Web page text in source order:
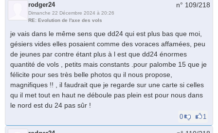
rodger24
Dimanche 22 Décembre 2024 à 20:26
RE: Evolution de l'axe des vols
n° 109/218
je vais dans le même sens que dd24 qui est plus bas que moi,
gésiers vides elles posaient comme des voraces affamées, peu
de jeunes par contre étant plus à l est que dd24 énormes
quantité de vols , petits mais constants .pour palombe 15 que je
félicite pour ses très belle photos qu il nous propose,
magnifiques !! , il faudrait que je regarde sur une carte si celles
qu il met tout en haut ne déboule pas plein est pour nous dans
le nord est du 24 pas sûr !
0 1